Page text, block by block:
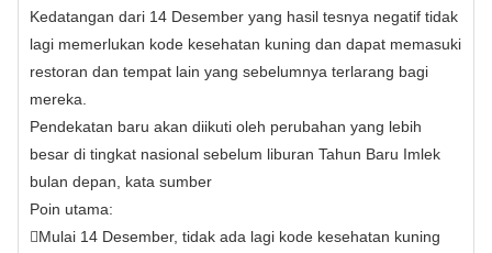
Kedatangan dari 14 Desember yang hasil tesnya negatif tidak
lagi memerlukan kode kesehatan kuning dan dapat memasuki
restoran dan tempat lain yang sebelumnya terlarang bagi
mereka.
Pendekatan baru akan diikuti oleh perubahan yang lebih
besar di tingkat nasional sebelum liburan Tahun Baru Imlek
bulan depan, kata sumber
Poin utama:
Mulai 14 Desember, tidak ada lagi kode kesehatan kuning